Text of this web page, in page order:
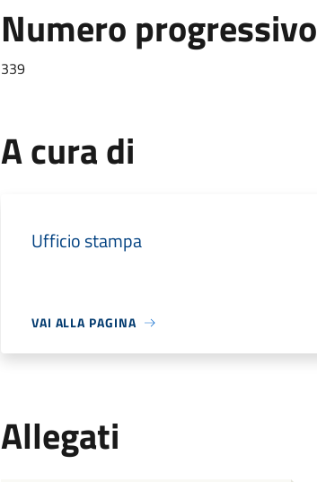
Numero progressivo
339
A cura di
Ufficio stampa
VAI ALLA PAGINA
Allegati